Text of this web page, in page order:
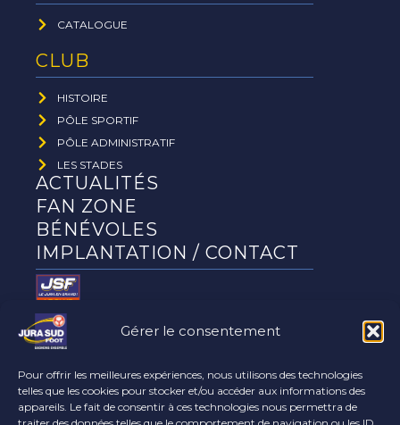
Gérer le consentement
Pour offrir les meilleures expériences, nous utilisons des technologies
telles que les cookies pour stocker et/ou accéder aux informations des
appareils. Le fait de consentir à ces technologies nous permettra de
CLUB
HISTOIRE
PÔLE SPORTIF
PÔLE ADMINISTRATIF
LES STADES
ACTUALITÉS
FAN ZONE
BÉNÉVOLES
IMPLANTATION / CONTACT
Le club
partenaires
CATALOGUE